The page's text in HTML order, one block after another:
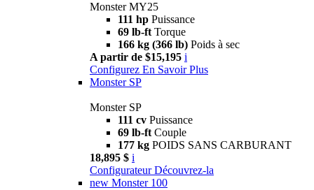
Monster MY25
111 hp Puissance
69 lb-ft Torque
166 kg (366 lb) Poids à sec
A partir de $15,195 i
Configurez En Savoir Plus
Monster SP
Monster SP
111 cv Puissance
69 lb-ft Couple
177 kg POIDS SANS CARBURANT
18,895 $ i
Configurateur Découvrez-la
new Monster 100